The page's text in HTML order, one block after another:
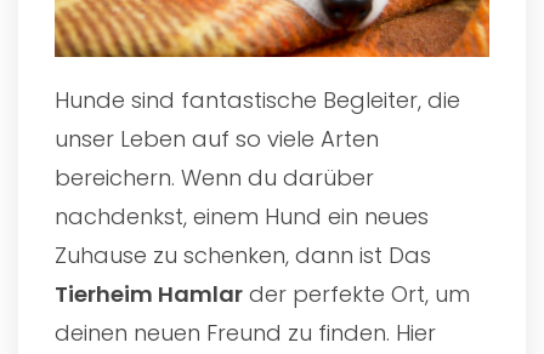
Hunde sind fantastische Begleiter, die
unser Leben auf so viele Arten
bereichern. Wenn du darüber
nachdenkst, einem Hund ein neues
Zuhause zu schenken, dann ist Das
Tierheim Hamlar der perfekte Ort, um
deinen neuen Freund zu finden. Hier